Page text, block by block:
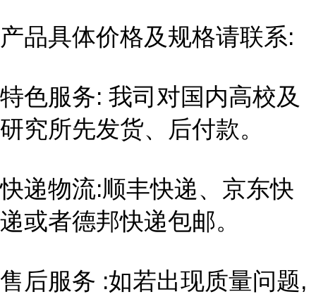
产品具体价格及规格请联系:
特色服务: 我司对国内高校及
研究所先发货、后付款。
快递物流:顺丰快递、京东快
递或者德邦快递包邮。
售后服务 :如若出现质量问题,